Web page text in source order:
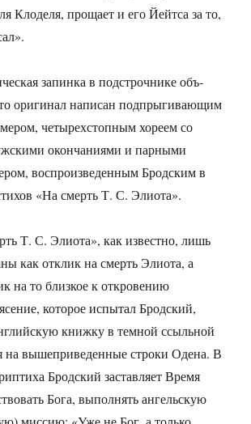
Клоделя, прощает и его Йейтса за то,
запинка в подстрочнике объ-
оригинал написан подпрыгивающим
четырехстопным хореем со
окончаниями и парными
воспроизведенным Бродским в
«На смерть Т. С. Элиота».
Т. С. Элиота», как известно, лишь
как отклик на смерть Элиота, а
на то близкое к откровению
которое испытал Бродский,
книжку в темной ссыльной
на вышеприведенные строки Одена. В
Бродский заставляет Время
Бога, выполнять ангельскую